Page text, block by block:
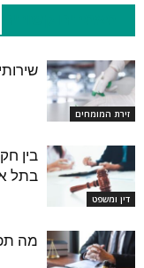
זירת המומחים
דין ומשפט
בין
בתל
מה